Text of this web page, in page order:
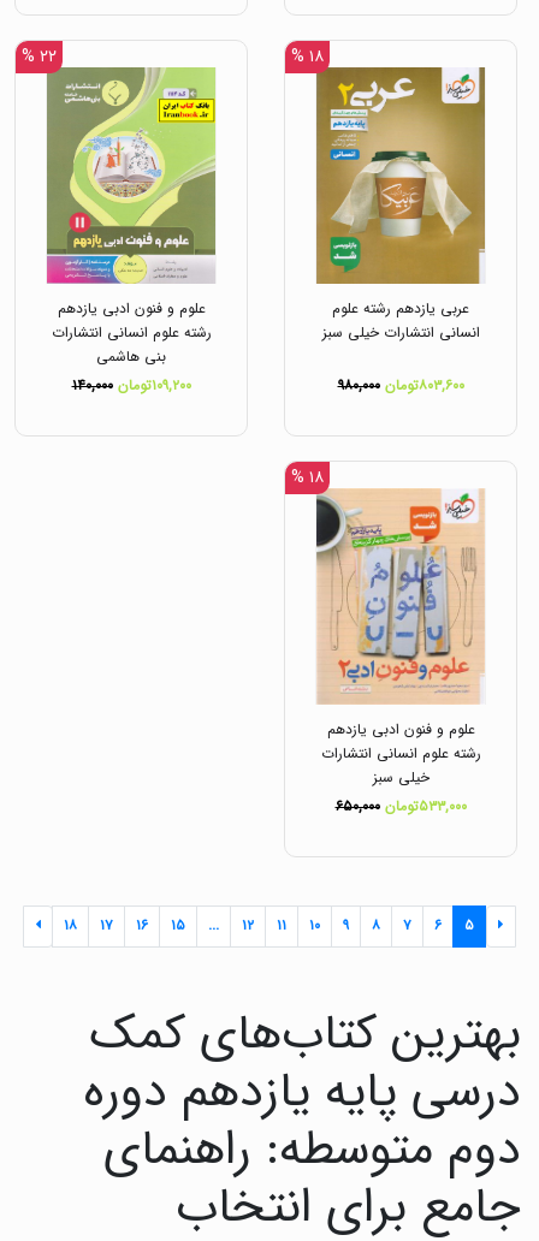
۱۸ %
عربی یازدهم رشته علوم
انسانی انتشارات خیلی سبز
۸۰۳,۶۰۰تومان ۹۸۰,۰۰۰
۲۲ %
علوم و فنون ادبی یازدهم
رشته علوم انسانی انتشارات
بنی هاشمی
۱۰۹,۲۰۰تومان
۱۴۰,۰۰۰
۱۸ %
علوم و فنون ادبی یازدهم
رشته علوم انسانی انتشارات
خیلی سبز
۵۳۳,۰۰۰تومان
۶۵۰,۰۰۰
۵ ۶ ۷ ۸ ۹ ۱۰ ۱۱ ۱۲ ... ۱۵ ۱۶ ۱۷ ۱۸
بهترین کتاب‌های کمک
درسی پایه یازدهم دوره
دوم متوسطه: راهنمای
جامع برای انتخاب